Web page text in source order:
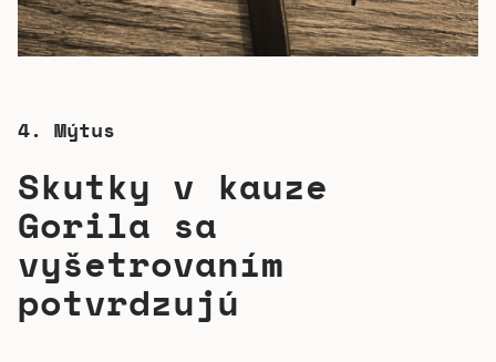
4. Mýtus
Skutky v kauze
Gorila sa
vyšetrovaním
potvrdzujú